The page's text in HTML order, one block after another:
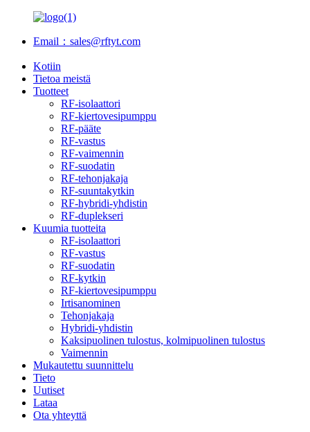
Email：sales@rftyt.com
Kotiin
Tietoa meistä
Tuotteet
RF-isolaattori
RF-kiertovesipumppu
RF-pääte
RF-vastus
RF-vaimennin
RF-suodatin
RF-tehonjakaja
RF-suuntakytkin
RF-hybridi-yhdistin
RF-duplekseri
Kuumia tuotteita
RF-isolaattori
RF-vastus
RF-suodatin
RF-kytkin
RF-kiertovesipumppu
Irtisanominen
Tehonjakaja
Hybridi-yhdistin
Kaksipuolinen tulostus, kolmipuolinen tulostus
Vaimennin
Mukautettu suunnittelu
Tieto
Uutiset
Lataa
Ota yhteyttä